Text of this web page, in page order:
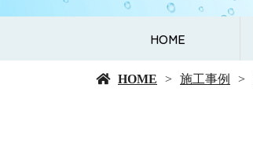
HOME
HOME 施工事例